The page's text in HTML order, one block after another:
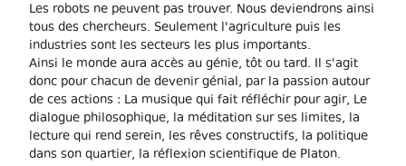
Les robots ne peuvent pas trouver. Nous deviendrons ainsi
tous des chercheurs. Seulement l'agriculture puis les
industries sont les secteurs les plus importants.
Ainsi le monde aura accès au génie, tôt ou tard. Il s'agit
donc pour chacun de devenir génial, par la passion autour
de ces actions : La musique qui fait réfléchir pour agir, Le
dialogue philosophique, la méditation sur ses limites, la
lecture qui rend serein, les rêves constructifs, la politique
dans son quartier, la réflexion scientifique de Platon.